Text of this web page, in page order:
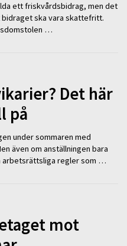
ett friskvårdsbidrag, men det
ska vara skattefritt.
…
Det här
på
under sommaren med
även om anställningen bara
arbetsrättsliga regler som …
mot